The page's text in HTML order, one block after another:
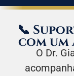
📞
com
O Dr.